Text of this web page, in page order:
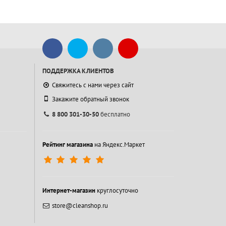
ПОДДЕРЖКА КЛИЕНТОВ
Свяжитесь с нами через сайт
Закажите обратный звонок
8 800 301-30-50бесплатно
Рейтинг магазинана Яндекс.Маркет
Интернет-магазинкруглосуточно
store@cleanshop.ru